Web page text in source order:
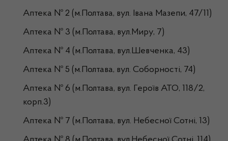
Аптека № 2 (м.Полтава, вул. Івана Мазепи, 47/11)
Аптека № 3 (м.Полтава, вул.Миру, 7)
Аптека № 4 (м.Полтава, вул.Шевченка, 43)
Аптека № 5 (м.Полтава, вул. Соборності, 74)
Аптека № 6 (м.Полтава, вул. Героїв АТО, 118/2,
корп.3)
Аптека № 7 (м.Полтава, вул. Небесної Сотні, 13)